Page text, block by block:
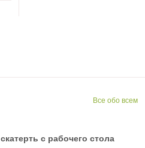
Все обо всем
скатерть с рабочего стола